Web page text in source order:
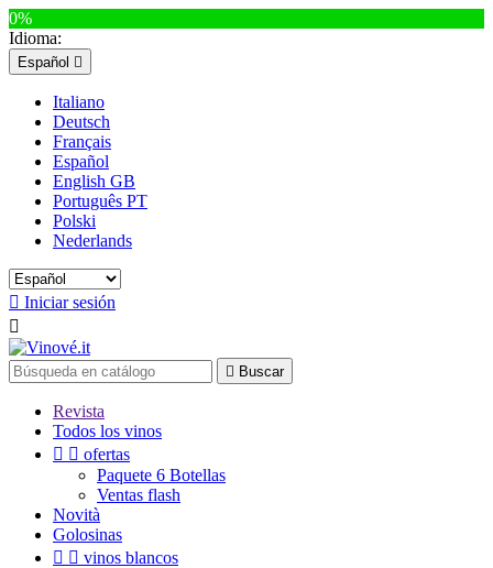
0%
Idioma:
Español 
Italiano
Deutsch
Français
Español
English GB
Português PT
Polski
Nederlands
 Iniciar sesión

 Buscar
Revista
Todos los vinos
  ofertas
Paquete 6 Botellas
Ventas flash
Novità
Golosinas
  vinos blancos